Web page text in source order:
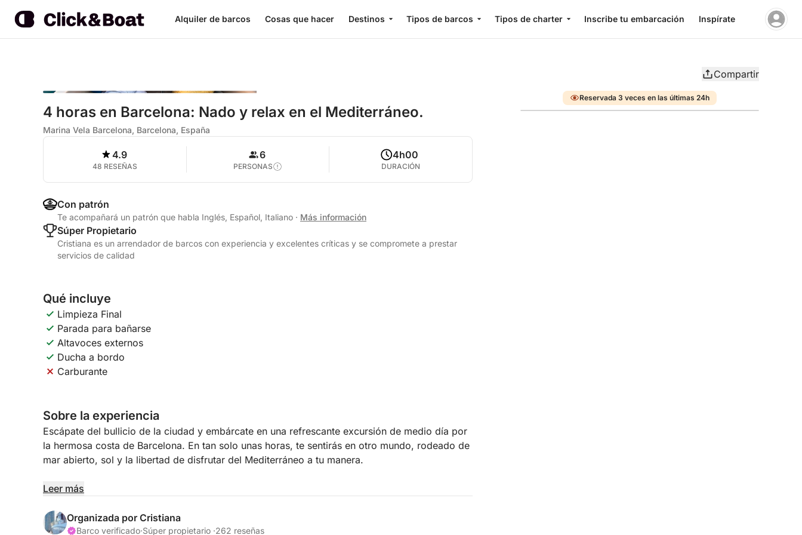
Alquiler de barcos Cosas que hacer Destinos Tipos de barcos Tipos de charter Inscribe tu embarcación Inspírate
Compartir
4 horas en Barcelona: Nado y relax en el Mediterráneo.
Marina Vela Barcelona, Barcelona, España
4.9
48 RESEÑAS
6
PERSONAS
4h00
DURACIÓN
Con patrón
Te acompañará un patrón que habla Inglés, Español, Italiano · Más información
Súper Propietario
Cristiana es un arrendador de barcos con experiencia y excelentes críticas y se compromete a prestar
servicios de calidad
Qué incluye
Limpieza Final
Parada para bañarse
Altavoces externos
Ducha a bordo
Carburante
Sobre la experiencia
Escápate del bullicio de la ciudad y embárcate en una refrescante excursión de medio día por
la hermosa costa de Barcelona. En tan solo unas horas, te sentirás en otro mundo, rodeado de
mar abierto, sol y la libertad de disfrutar del Mediterráneo a tu manera.
Navega a lo largo de la costa antes de fondear en un lugar tranquilo y acogedor, perfecto para
o simplemente disfrutar de la brisa marina con música de fondo, esta experiencia te invita a
desconectar y disfrutar del momento.
Leer más
Organizada por Cristiana
Barco verificado·Súper propietario ·262 reseñas
Reservada 3 veces en las últimas 24h